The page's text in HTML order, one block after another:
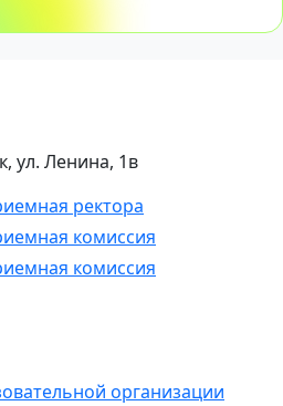
ул. Ленина, 1в
ректора
комиссия
комиссия
организации